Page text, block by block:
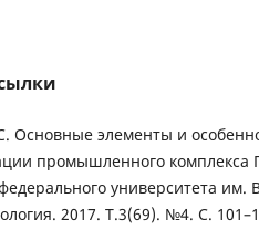
Основные элементы и
промышленного комплекса
университета им.
2017. Т.3(69). №4. С.